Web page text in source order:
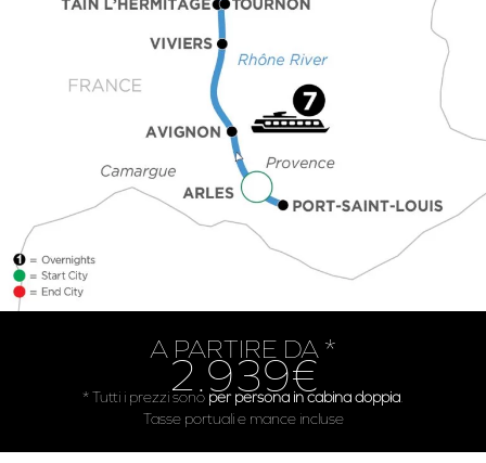
A PARTIRE DA *
2.939€
* Tutti i prezzi sono per persona in cabina doppia.
Tasse portuali e mance incluse